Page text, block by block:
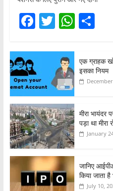
F
c
e
b
o
o
k
T
itt
er
W
s
A
p
S
e
एक ग्राहक
इसका नियम
मीरा भायंदर
पड़ा था मीरा
January
जानिए
किया जाता है
July 10,